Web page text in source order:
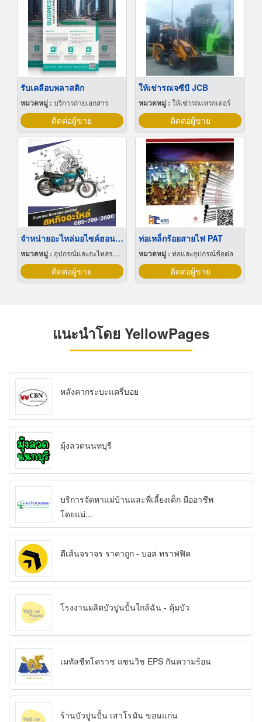
รับเคลือบพลาสติก
หมวดหมู่ : บริการถ่ายเอกสาร
ติดต่อผู้ขาย
ให้เช่ารถเจซีบี JCB
หมวดหมู่ : ให้เช่ารถแทรกเตอร์
ติดต่อผู้ขาย
จำหน่ายอะไหล่มอไซค์ฮอนด้า ราคาถูก
หมวดหมู่ : อุปกรณ์และอะไหล่รถจักรยานยนต์และรถสกูตเตอร์
ติดต่อผู้ขาย
ท่อเหล็กร้อยสายไฟ PAT
หมวดหมู่ : ท่อและอุปกรณ์ข้อต่อ
ติดต่อผู้ขาย
แนะนำโดย YellowPages
หลังคากระบะแครี่บอย
มุ้งลวดนนทบุรี
บริการจัดหาแม่บ้านและพี่เลี้ยงเด็ก มืออาชีพ
โดยแม่...
ตีเส้นจราจร ราคาถูก - บอส ทราฟฟิค
โรงงานผลิตบัวปูนปั้นใกล้ฉัน - คุ้มบัว
เมทัลชีทโคราช แซนวิช EPS กันความร้อน
ร้านบัวปูนปั้น เสาโรมัน ขอนแก่น